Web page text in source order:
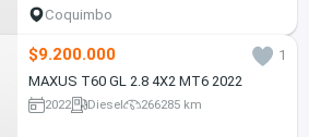
Coquimbo
$9.200.000
1
MAXUS T60 GL 2.8 4X2 MT6 2022
2022 Diesel 266285 km